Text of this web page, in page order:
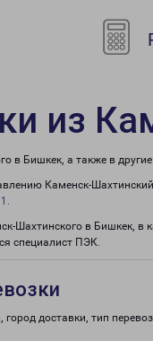
из
в Бишкек, а также в
Каменск-
.
Шахтинского в Бишкек,
специалист ПЭК.
доставки, тип